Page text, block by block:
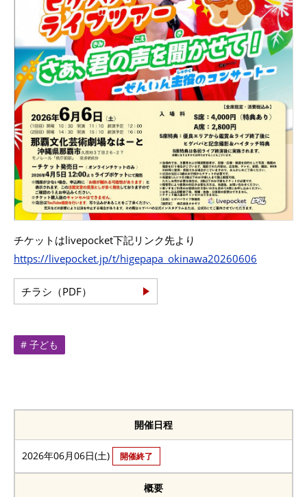
チケットはlivepocket下記リンク先より
https://livepocket.jp/t/higepapa_okinawa20260606
チラシ（PDF）
# 子ども
開催日程
2026年06月06日(土) 開催終了
概要